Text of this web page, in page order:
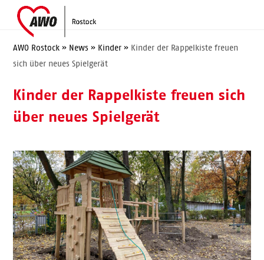
content
Open
mobile
menu
Close
mobile
menu
AWO Rostock » News » Kinder » Kinder der Rappelkiste freuen
sich über neues Spielgerät
Kinder der Rappelkiste freuen sich
über neues Spielgerät